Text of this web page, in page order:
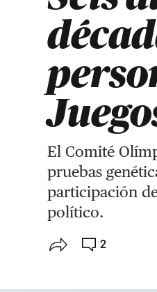
El Comité
pruebas
participación
político.
2